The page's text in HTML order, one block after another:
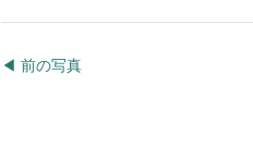
◀︎ 前の写真